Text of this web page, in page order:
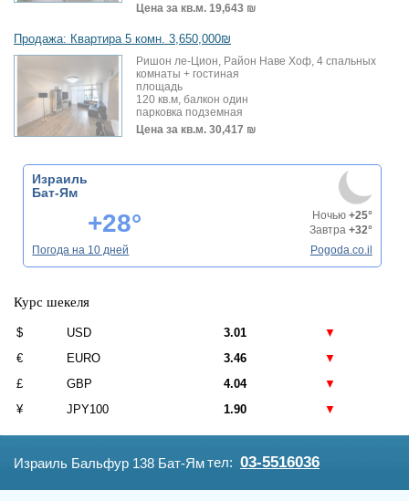
Израиль Бальфур 138 Бат-Ямтел: 03-5516036
Цена за кв.м. 19,643 ₪
Продажа: Квартира 5 комн. 3,650,000₪
Ришон ле-Цион, Район Наве Хоф, 4 спальных
комнаты + гостиная
площадь
120 кв.м, балкон один
парковка подземная
Цена за кв.м. 30,417 ₪
Израиль
Бат-Ям
+28° Ночью +25°
Завтра +32°
Погода на 10 дней
Pogoda.co.il
Курс шекеля
$ USD 3.01
▼
€
EURO 3.46
▼
£
GBP 4.04
▼
¥
JPY100 1.90 ▼